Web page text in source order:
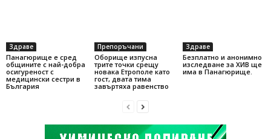
Здраве
Панагюрище е сред
общините с най-добра
осигуреност с
медицински сестри в
България
Препоръчани
Оборище изпусна
трите точки срещу
новака Етрополе като
гост, двата тима
завъртяха равенство
Здраве
Безплатно и анонимно
изследване за ХИВ ще
има в Панагюрище.